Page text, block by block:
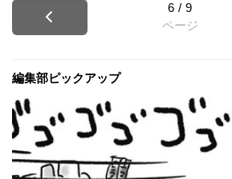
6 / 9
ページ
編集部ピックアップ